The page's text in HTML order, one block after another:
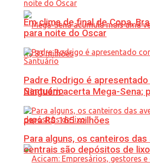
Ninguém acerta Mega-Sena;
para R$ 165 milhões
Em clima de final de Copa,
para noite do Oscar
Padre Rodrigo é
Santuário
Para alguns, os canteiros das
centrais são depósitos de lixo